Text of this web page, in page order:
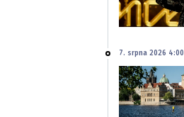
7. srpna 2026 4:00